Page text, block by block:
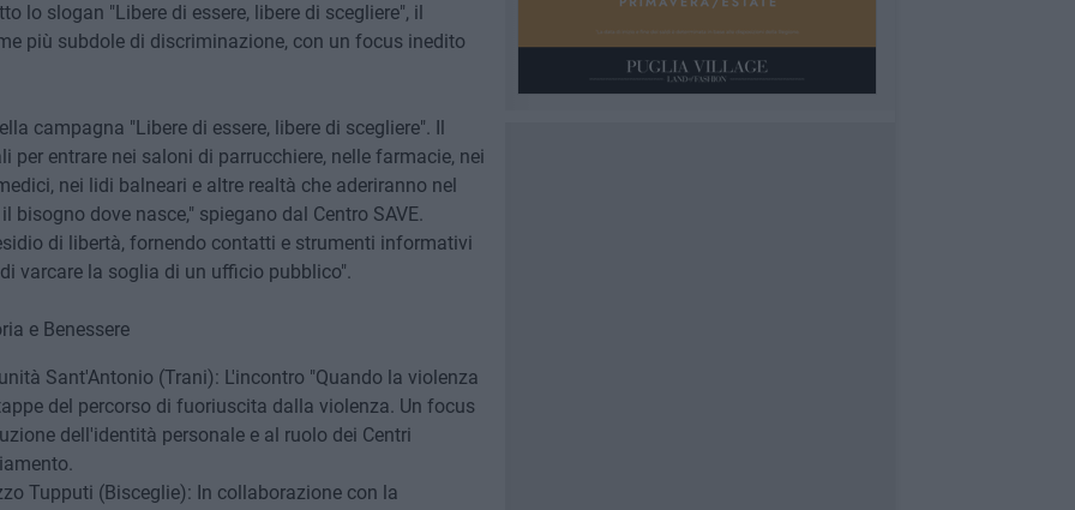
lo slogan "Libere di essere, libere di scegliere", il
più subdole di discriminazione, con un focus inedito
campagna "Libere di essere, libere di scegliere". Il
per entrare nei saloni di parrucchiere, nelle farmacie, nei
nei lidi balneari e altre realtà che aderiranno nel
bisogno dove nasce," spiegano dal Centro SAVE.
di libertà, fornendo contatti e strumenti informativi
varcare la soglia di un ufficio pubblico".
e Benessere
Sant'Antonio (Trani): L'incontro "Quando la violenza
del percorso di fuoriuscita dalla violenza. Un focus
dell'identità personale e al ruolo dei Centri
Tupputi (Bisceglie): In collaborazione con la